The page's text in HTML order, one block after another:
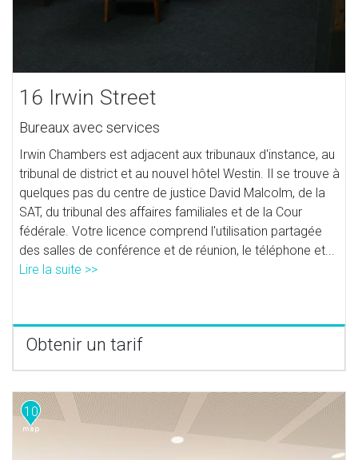
16 Irwin Street
Bureaux avec services
Irwin Chambers est adjacent aux tribunaux d'instance, au
tribunal de district et au nouvel hôtel Westin. Il se trouve à
quelques pas du centre de justice David Malcolm, de la
SAT, du tribunal des affaires familiales et de la Cour
fédérale. Votre licence comprend l'utilisation partagée
des salles de conférence et de réunion, le téléphone et...
Lire la suite >>
Obtenir un tarif
10